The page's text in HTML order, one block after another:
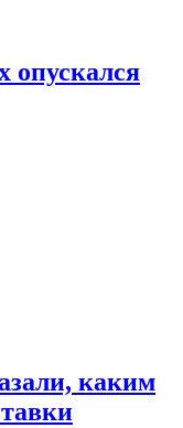
опускался
каким